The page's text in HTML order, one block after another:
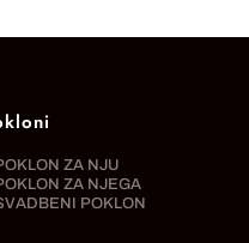
ZA NJU
ZA NJEGA
POKLON